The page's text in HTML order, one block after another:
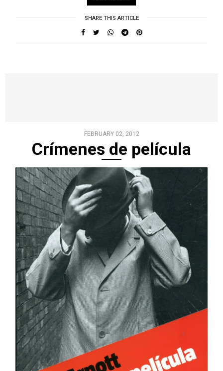
SHARE THIS ARTICLE
FEBRUARY 02, 2012
Crímenes de película